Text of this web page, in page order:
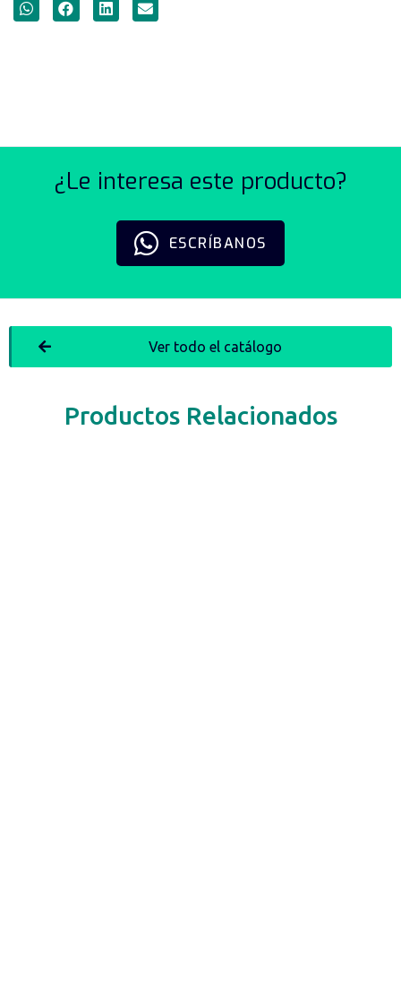
¿Le interesa este producto?
ESCRÍBANOS
Productos Relacionados
Ver todo el catálogo